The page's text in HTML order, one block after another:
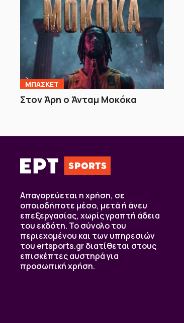
ΜΠΑΣΚΕΤ
Στον Άρη ο Άνταμ Μοκόκα
Απαγορεύεται η χρήση, σε
οποιοδήποτε μέσο, μετά ή άνευ
επεξεργασίας, χωρίς γραπτή άδεια
του εκδότη. Το σύνολο του
περιεχομένου και των υπηρεσιών
του ertsports.gr διατίθεται στους
επισκέπτες αυστηρά για
προσωπική χρήση.